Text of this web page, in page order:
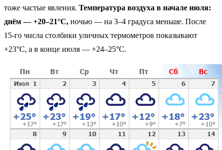
тоже частые явления. Температура воздуха в начале июля:
днём — +20–21°C, ночью — на 3–4 градуса меньше. После
15-го числа столбики уличных термометров показывают
+23°C, а в конце июля — +24–25°C.